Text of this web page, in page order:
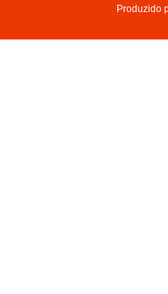
Produzido